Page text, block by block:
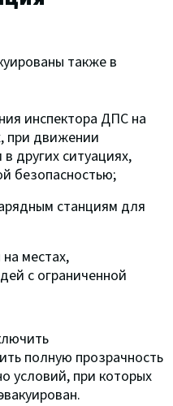
также в
инспектора ДПС на
при движении
других ситуациях,
безопасностью;
станциям для
местах,
с ограниченной
полную прозрачность
условий, при которых